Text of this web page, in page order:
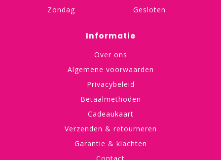
Zondag
Gesloten
Informatie
Over ons
Algemene voorwaarden
Privacybeleid
Betaalmethoden
Cadeaukaart
Verzenden & retourneren
Garantie & klachten